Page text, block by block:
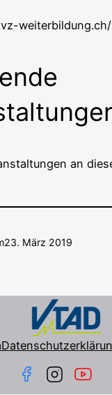
weiterbildung.ch/
an
23. März 2019